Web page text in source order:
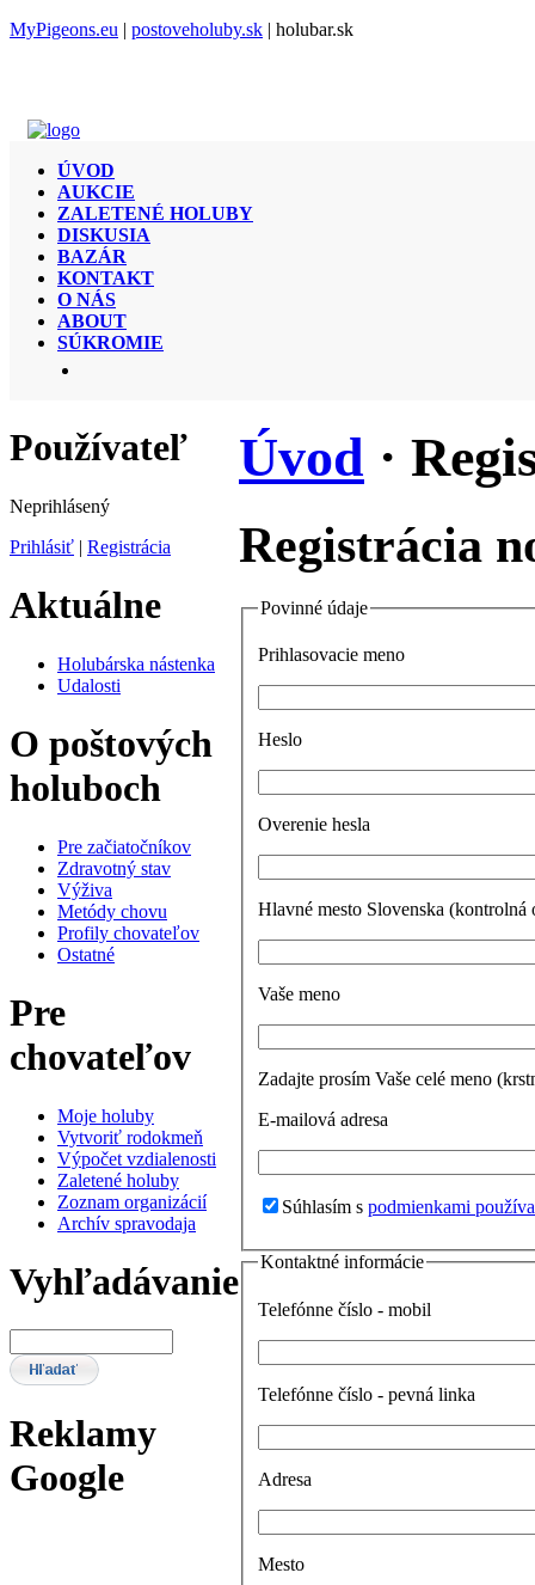
MyPigeons.eu | postoveholuby.sk | holubar.sk
ÚVOD
AUKCIE
ZALETENÉ HOLUBY
DISKUSIA
BAZÁR
KONTAKT
O NÁS
ABOUT
SÚKROMIE
Používateľ
Neprihlásený
Prihlásiť | Registrácia
Aktuálne
Holubárska nástenka
Udalosti
O poštových
holuboch
Pre začiatočníkov
Zdravotný stav
Výživa
Metódy chovu
Profily chovateľov
Ostatné
Pre
chovateľov
Moje holuby
Vytvoriť rodokmeň
Výpočet vzdialenosti
Zaletené holuby
Zoznam organizácií
Archív spravodaja
Vyhľadávanie
Reklamy
Google
Úvod ·
Registrácia
Povinné údaje
Prihlasovacie meno
Heslo
Overenie hesla
Hlavné mesto Slovenska (kontrolná
Vaše meno
Zadajte prosím Vaše celé meno
E-mailová adresa
Súhlasím s podmienkami
Kontaktné informácie
Telefónne číslo - mobil
Telefónne číslo - pevná linka
Adresa
Mesto